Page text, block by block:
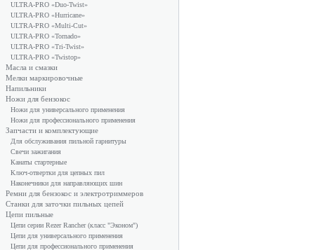
ULTRA-PRO «Duo-Twist»
ULTRA-PRO «Hurricane»
ULTRA-PRO «Multi-Cut»
ULTRA-PRO «Tornado»
ULTRA-PRO «Tri-Twist»
ULTRA-PRO «Twistop»
Масла и смазки
Мелки маркировочные
Напильники
Ножи для бензокос
Ножи для универсального применения
Ножи для профессионального применения
Запчасти и комплектующие
Для обслуживания пильной гарнитуры
Свечи зажигания
Канаты стартерные
Ключ-отвертки для цепных пил
Наконечники для направляющих шин
Ремни для бензокос и электротриммеров
Станки для заточки пильных цепей
Цепи пильные
Цепи серии Rezer Rancher (класс "Эконом")
Цепи для универсального применения
Цепи для профессионального применения